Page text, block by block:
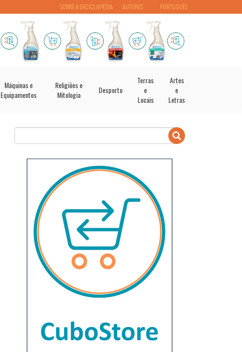
PORTUGUÊS
SOBRE A ENCICLOPÉDIA AUTORES
Máquinas e
Equipamentos
Religiões e
Mitologia
Desporto
Terras
e
Locais
Artes
e
Letras